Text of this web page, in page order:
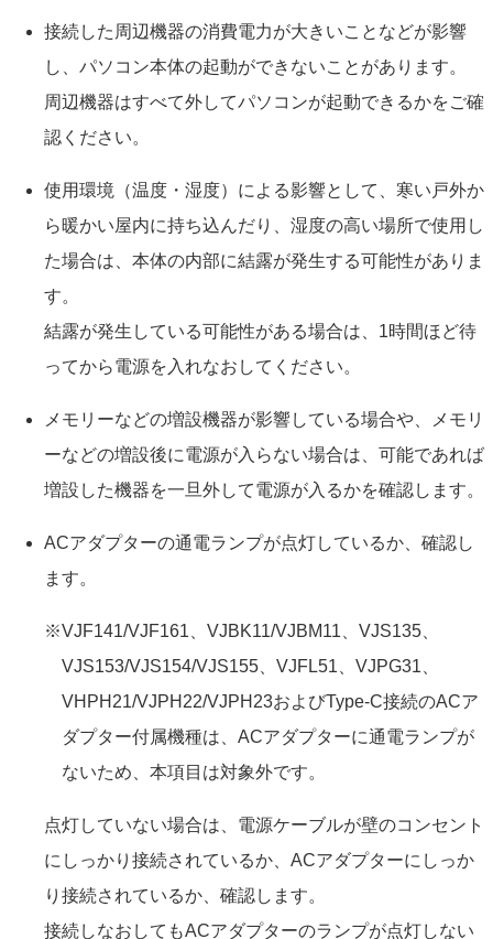
接続した周辺機器の消費電力が大きいことなどが影響
し、パソコン本体の起動ができないことがあります。
周辺機器はすべて外してパソコンが起動できるかをご確
認ください。
使用環境（温度・湿度）による影響として、寒い戸外か
ら暖かい屋内に持ち込んだり、湿度の高い場所で使用し
た場合は、本体の内部に結露が発生する可能性がありま
す。
結露が発生している可能性がある場合は、1時間ほど待
ってから電源を入れなおしてください。
メモリーなどの増設機器が影響している場合や、メモリ
ーなどの増設後に電源が入らない場合は、可能であれば
増設した機器を一旦外して電源が入るかを確認します。
ACアダプターの通電ランプが点灯しているか、確認し
ます。
※VJF141/VJF161、VJBK11/VJBM11、VJS135、
VJS153/VJS154/VJS155、VJFL51、VJPG31、
VHPH21/VJPH22/VJPH23およびType-C接続のACア
ダプター付属機種は、ACアダプターに通電ランプが
ないため、本項目は対象外です。
点灯していない場合は、電源ケーブルが壁のコンセント
にしっかり接続されているか、ACアダプターにしっか
り接続されているか、確認します。
接続しなおしてもACアダプターのランプが点灯しない